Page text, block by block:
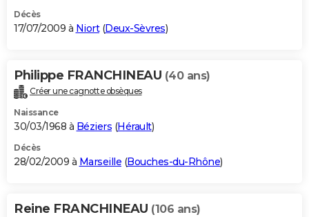
Décès
17/07/2009 à Niort(Deux-Sèvres)
Philippe FRANCHINEAU (40 ans)
Créer une cagnotte obsèques
Naissance
30/03/1968 à Béziers (Hérault)
Décès
28/02/2009 à Marseille (Bouches-du-Rhône)
Reine FRANCHINEAU (106 ans)